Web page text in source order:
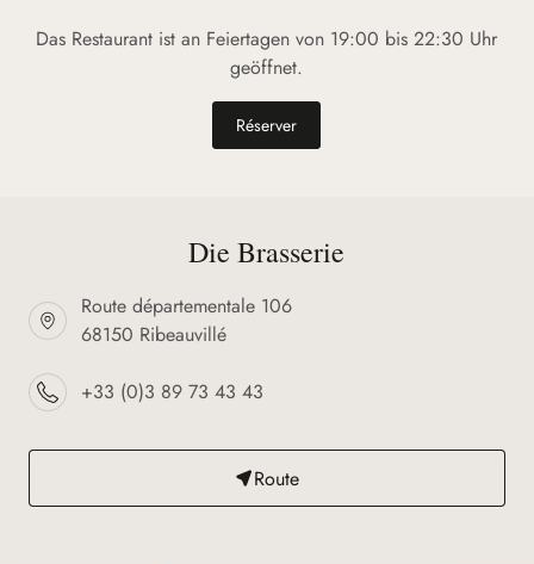
Das Restaurant ist an Feiertagen von 19:00 bis 22:30 Uhr
geöffnet.
Réserver
Die Brasserie
Route départementale 106
68150 Ribeauvillé
+33 (0)3 89 73 43 43
Route